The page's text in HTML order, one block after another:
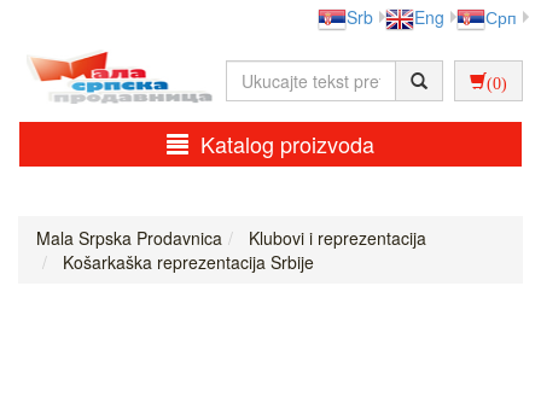
Srb Eng Срп
(0)
Katalog proizvoda
Mala Srpska Prodavnica
Klubovi i reprezentacija
Košarkaška reprezentacija Srbije